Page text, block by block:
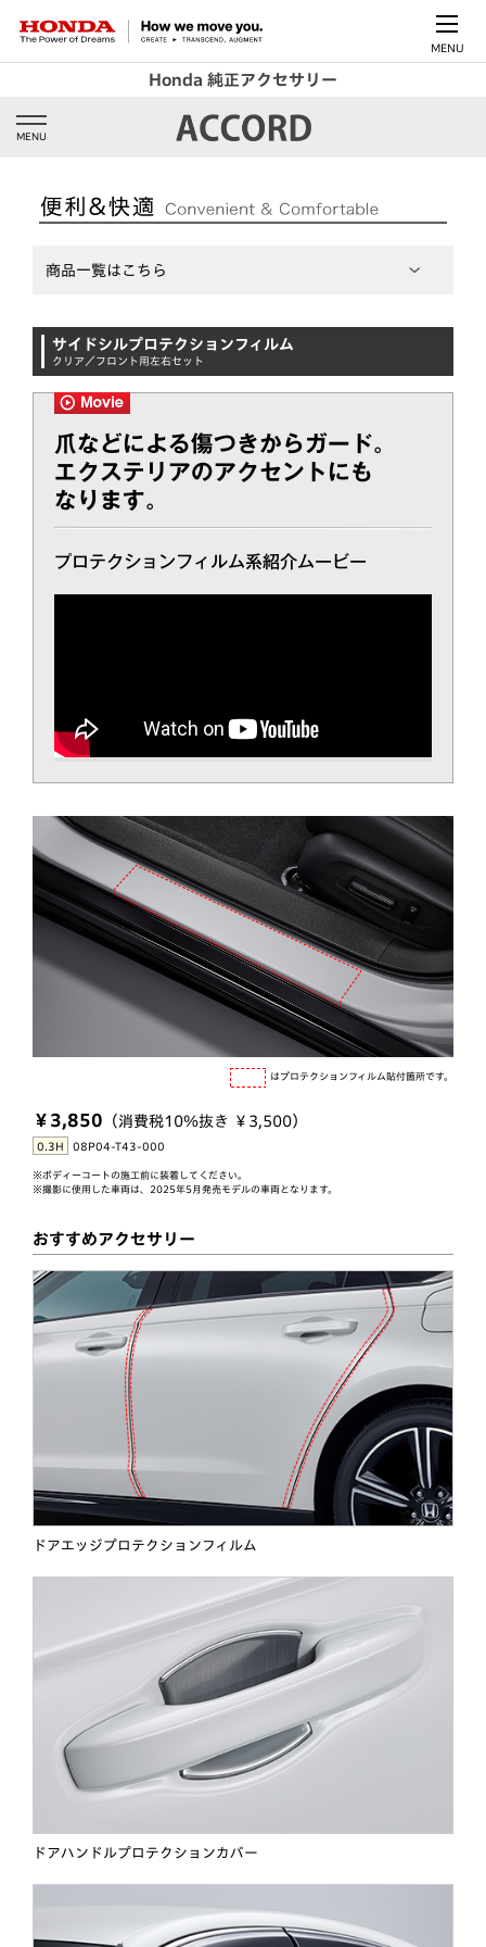
MENU
Honda 純正アクセサリー
MENU
商品一覧はこちら
サイドシルプロテクションフィルム
クリア／フロント用左右セット
爪などによる傷つきからガード。
エクステリアのアクセントにも
なります。
プロテクションフィルム系紹介ムービー
はプロテクションフィルム貼付箇所です。
￥3,850 （消費税10％抜き ￥3,500）
0.3H 08P04-T43-000
※ボディーコートの施工前に装着してください。
※撮影に使用した車両は、2025年5月発売モデルの車両となります。
おすすめアクセサリー
ドアエッジプロテクションフィルム
ドアハンドルプロテクションカバー